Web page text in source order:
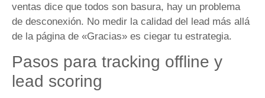
ventas dice que todos son basura, hay un problema
de desconexión. No medir la calidad del lead más allá
de la página de «Gracias» es ciegar tu estrategia.
Pasos para tracking offline y
lead scoring